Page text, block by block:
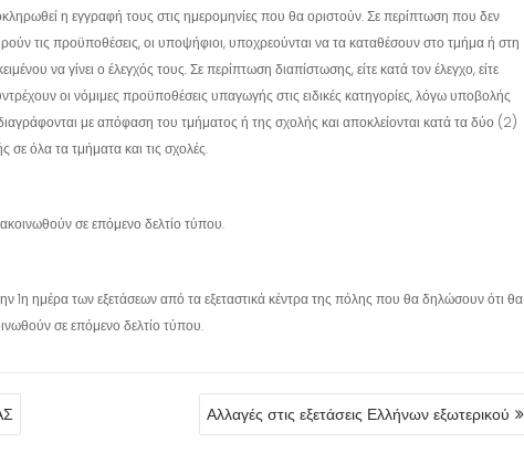
η εγγραφή τους στις ημερομηνίες που θα οριστούν. Σε περίπτωση που δεν
τις προϋποθέσεις, οι υποψήφιοι, υποχρεούνται να τα καταθέσουν στο τμήμα ή στη
να γίνει ο έλεγχός τους. Σε περίπτωση διαπίστωσης, είτε κατά τον έλεγχο, είτε
οι νόμιμες προϋποθέσεις υπαγωγής στις ειδικές κατηγορίες, λόγω υποβολής
με απόφαση του τμήματος ή της σχολής και αποκλείονται κατά τα δύο (2)
σε όλα τα τμήματα και τις σχολές.
σε επόμενο δελτίο τύπου.
1η ημέρα των εξετάσεων από τα εξεταστικά κέντρα της πόλης που θα δηλώσουν ότι θα
σε επόμενο δελτίο τύπου.
Αλλαγές στις εξετάσεις Ελλήνων εξωτερικού